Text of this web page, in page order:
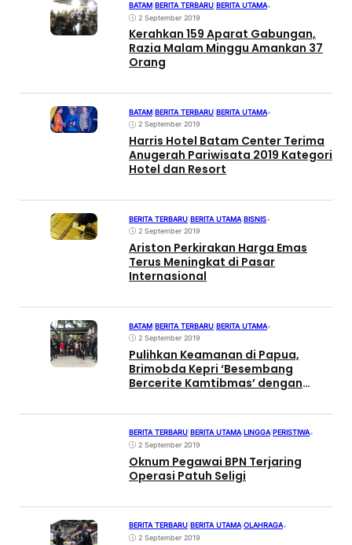
BATAM BERITA TERBARU BERITA UTAMA•
2 September 2019
Kerahkan 159 Aparat Gabungan,
Razia Malam Minggu Amankan 37
Orang
BATAM BERITA TERBARU BERITA UTAMA•
2 September 2019
Harris Hotel Batam Center Terima
Anugerah Pariwisata 2019 Kategori
Hotel dan Resort
BERITA TERBARU BERITA UTAMA BISNIS•
2 September 2019
Ariston Perkirakan Harga Emas
Terus Meningkat di Pasar
Internasional
BATAM BERITA TERBARU BERITA UTAMA•
2 September 2019
Pulihkan Keamanan di Papua,
Brimobda Kepri ‘Besembang
Bercerite Kamtibmas’ dengan
BERITA TERBARU BERITA UTAMA|LINGGA|PERISTIWA•
2 September 2019
Oknum Pegawai BPN Terjaring
Operasi Patuh Seligi
BERITA TERBARU BERITA UTAMA OLAHRAGA•
2 September 2019